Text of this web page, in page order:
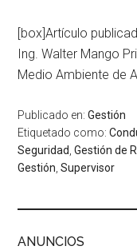
[box]Artículo
Ing. Walter Mango
Medio Ambiente de
Publicado en:Gestión
Etiquetado como:
Seguridad ,Gestión de
Gestión ,Supervisor
ANUNCIOS